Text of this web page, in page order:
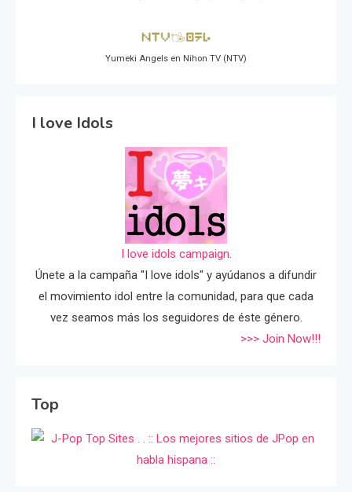
Yumeki Angels en Nihon TV (NTV)
I love Idols
I love idols campaign.
Únete a la campaña "I love idols" y ayúdanos a difundir
el movimiento idol entre la comunidad, para que cada
vez seamos más los seguidores de éste género.
>>> Join Now!!!
Top